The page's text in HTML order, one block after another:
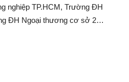
nghiệp TP.HCM, Trường ĐH
ĐH Ngoại thương cơ sở 2…